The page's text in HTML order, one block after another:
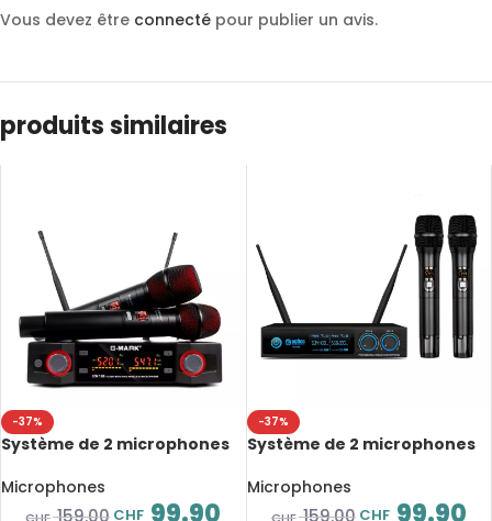
Vous devez être connecté pour publier un avis.
produits similaires
-37%
Système de 2 microphones
réglable, 520 à 580 MHz
Microphones
CHF159.00 CHF 99.90
-37%
Système de 2 microphones
réglable 520 à 579 MHz,
entièrement en métal
Microphones
CHF159.00 CHF 99.90